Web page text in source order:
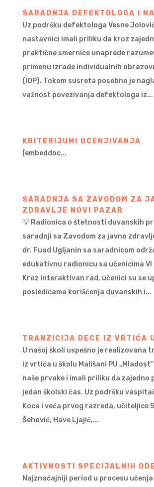
SARADNJA DEFEKTOLOGA I
Uz podršku defektologa Vesne
nastavnici imali priliku da kroz
praktične smernice unaprede
primenu izrade individualnih
(IOP). Tokom susreta posebno je
važnost povezivanja defektologa iz...
KRITERIJUMI OCENJIVANJA
[embeddoc...
SARADNJA SA ZAVODOM ZA
ZDRAVLJE NOVI PAZAR
💡 Radionica o štetnosti duvanskih
saradnji sa Zavodom za javno
dr. Fuad Ugljanin sa saradnicom
edukativnu radionicu sa učenicima
Kroz interaktivan rad, učenici su se
posledicama korišćenja duvanskih i...
TRANZICIJA DECE IZ VRTIĆA
U našoj školi uspešno je realizovana
iz vrtića u školu Mališani PU
naše prvake i imali priliku da zajedno
jedan školski čas. Uz podršku
Koca i veća prvog razreda, učiteljice
Šehović, Have Ljajić,...
AKTIVNOSTI SPECIJALNIH
Najznačajniji period u procesu učenja